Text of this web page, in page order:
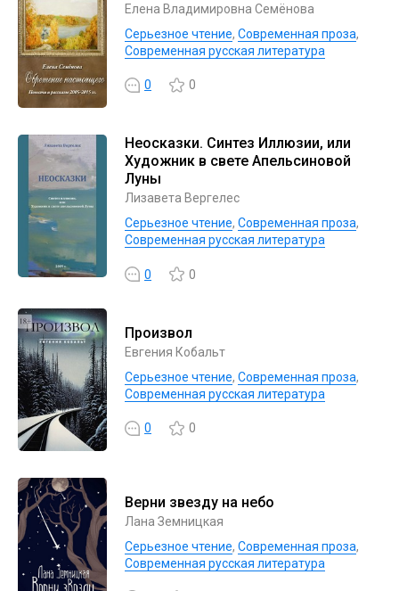
Елена Владимировна Семёнова
Серьезное чтение, Современная проза,
Современная русская литература
0 0
Неосказки. Синтез Иллюзии, или
Художник в свете Апельсиновой
Луны
Лизавета Вергелес
Серьезное чтение, Современная проза,
Современная русская литература
0 0
Произвол
Евгения Кобальт
Серьезное чтение, Современная проза,
Современная русская литература
0 0
Верни звезду на небо
Лана Земницкая
Серьезное чтение, Современная проза,
Современная русская литература